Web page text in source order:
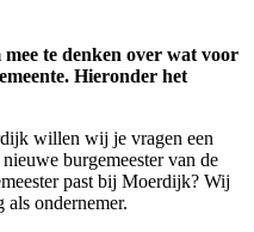
te denken over wat voor
Hieronder het
willen wij je vragen een
burgemeester van de
past bij Moerdijk? Wij
ondernemer.